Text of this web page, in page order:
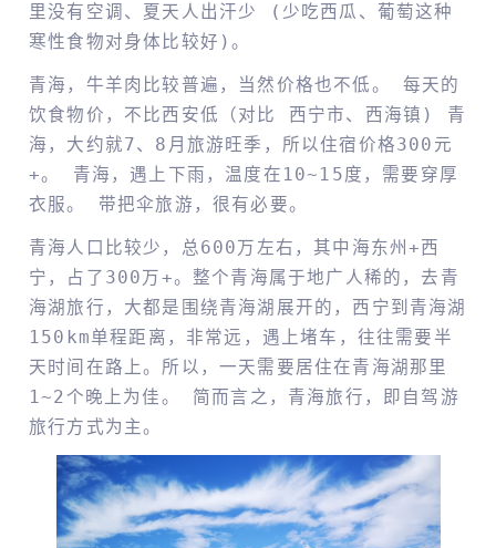
里没有空调、夏天人出汗少 (少吃西瓜、葡萄这种
寒性食物对身体比较好)。
青海，牛羊肉比较普遍，当然价格也不低。 每天的
饮食物价，不比西安低（对比 西宁市、西海镇) 青
海，大约就7、8月旅游旺季，所以住宿价格300元
+。 青海，遇上下雨，温度在10~15度，需要穿厚
衣服。 带把伞旅游，很有必要。
青海人口比较少，总600万左右，其中海东州+西
宁，占了300万+。整个青海属于地广人稀的，去青
海湖旅行，大都是围绕青海湖展开的，西宁到青海湖
150km单程距离，非常远，遇上堵车，往往需要半
天时间在路上。所以，一天需要居住在青海湖那里
1~2个晚上为佳。 简而言之，青海旅行，即自驾游
旅行方式为主。